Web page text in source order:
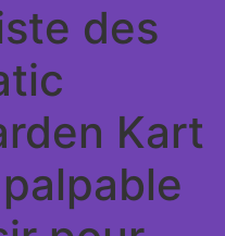
des
Kart